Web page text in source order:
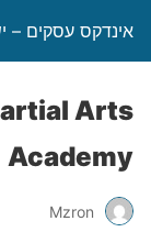
אינדקס עסקים –
Arts
Academy
Mzron